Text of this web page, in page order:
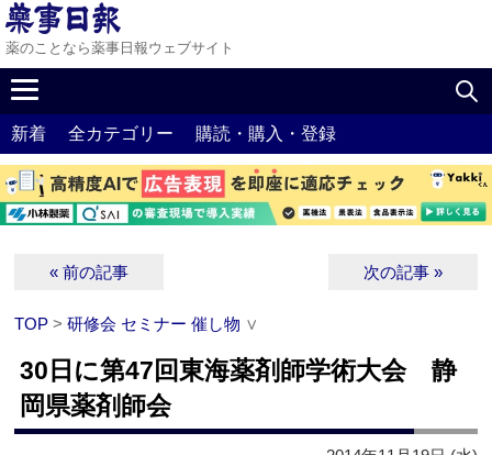
薬のことなら薬事日報ウェブサイト
新着 全カテゴリー 購読・購入・登録
« 前の記事 次の記事 »
TOP >研修会 セミナー 催し物 ∨
30日に第47回東海薬剤師学術大会 静
岡県薬剤師会